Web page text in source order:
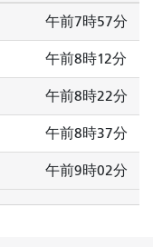
午前7時57分
午前8時12分
午前8時22分
午前8時37分
午前9時02分